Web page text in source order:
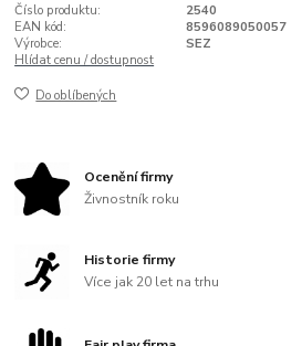
Číslo produktu:
2540
EAN kód:
8596089050057
Výrobce:
SEZ
Hlídat cenu / dostupnost
Do oblíbených
Ocenění firmy
Živnostník roku
Historie firmy
Více jak 20 let na trhu